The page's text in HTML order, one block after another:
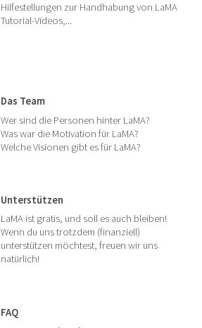
Hilfestellungen zur Handhabung von LaMA
Tutorial-Videos,...
Das Team
Wer sind die Personen hinter LaMA?
Was war die Motivation für LaMA?
Welche Visionen gibt es für LaMA?
Unterstützen
LaMA ist gratis, und soll es auch bleiben!
Wenn du uns trotzdem (finanziell)
unterstützen möchtest, freuen wir uns
natürlich!
FAQ